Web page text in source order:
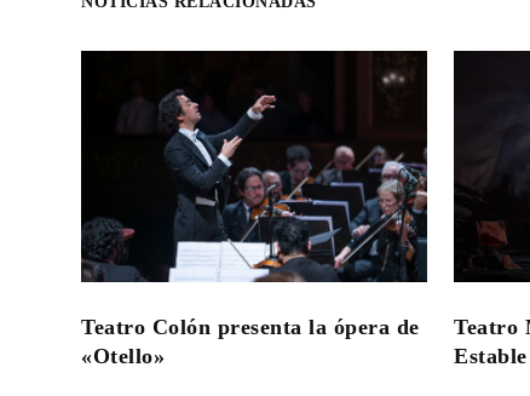
Teatro Colón presenta la ópera de
«Otello»
Teatro